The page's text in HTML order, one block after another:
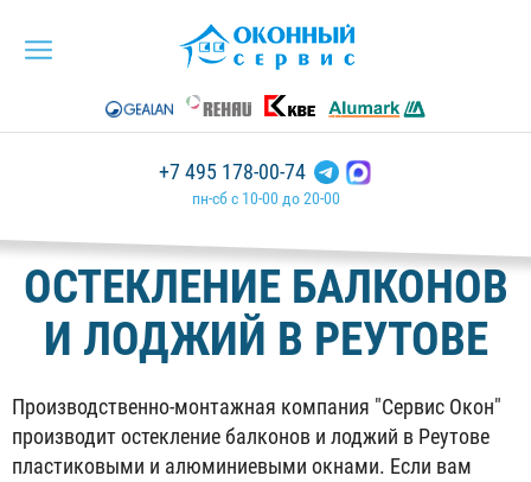
+7 495 178-00-74
пн-сб с 10-00 до 20-00
ОСТЕКЛЕНИЕ БАЛКОНОВ
И ЛОДЖИЙ В РЕУТОВЕ
Производственно-монтажная компания "Сервис Окон"
производит остекление балконов и лоджий в Реутове
пластиковыми и алюминиевыми окнами. Если вам